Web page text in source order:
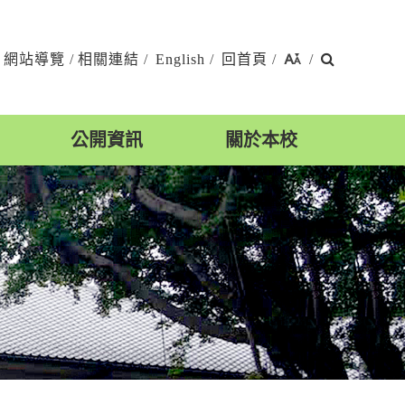
網站導覽 / 相關連結 / English / 回首頁 / /
公開資訊 關於本校